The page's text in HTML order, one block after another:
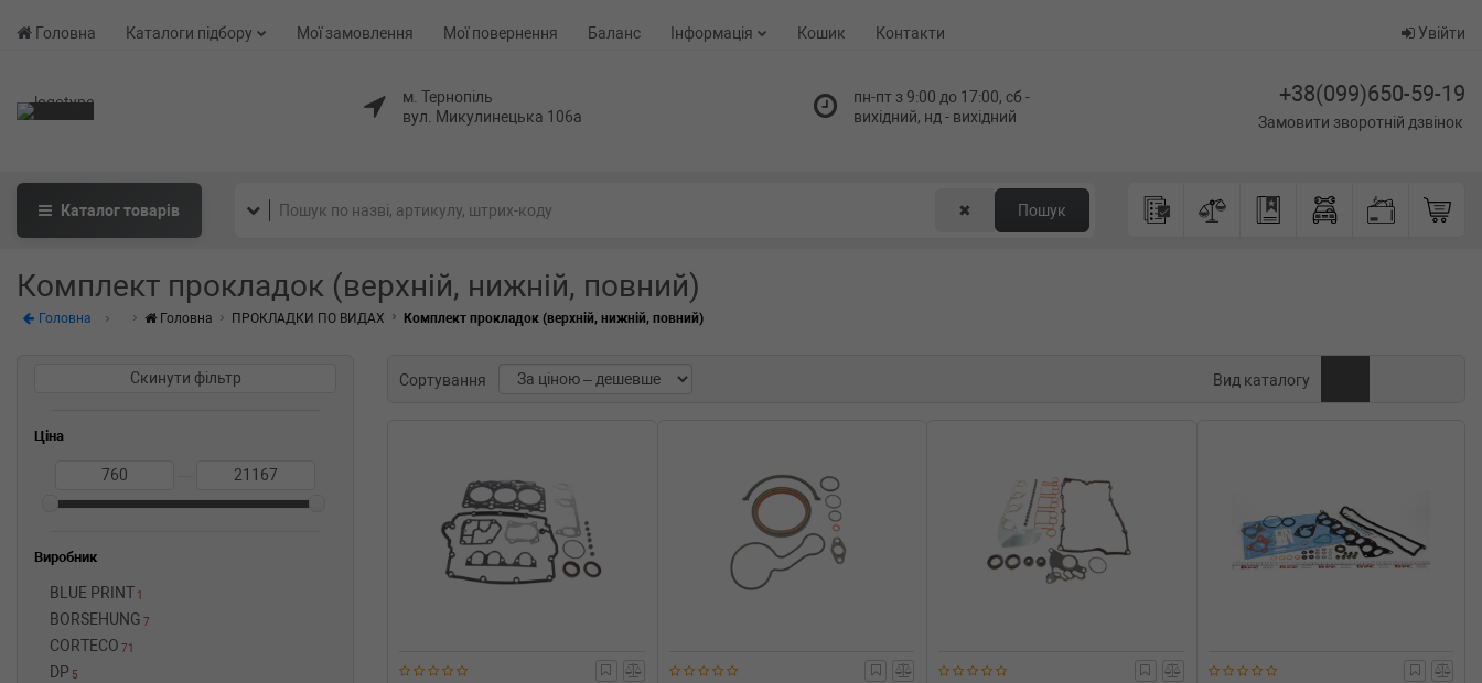
Головна Каталоги підбору Мої замовлення Мої повернення Баланс Інформація Кошик Контакти Увійти
м. Тернопіль
вул. Микулинецька 106а
пн-пт з 9:00 до 17:00, сб -
вихідний, нд - вихідний
+38(099)650-59-19
Замовити зворотній дзвінок
Каталогтоварів ✖ Пошук
Комплект прокладок (верхній, нижній, повний)
Головна Головна ПРОКЛАДКИ ПО ВИДАХ Комплект прокладок (верхній, нижній, повний)
Скинути фільтр
Ціна
Виробник
BLUE PRINT 1
BORSEHUNG 7
CORTECO 71
DP 5
Сортування Вид каталогу